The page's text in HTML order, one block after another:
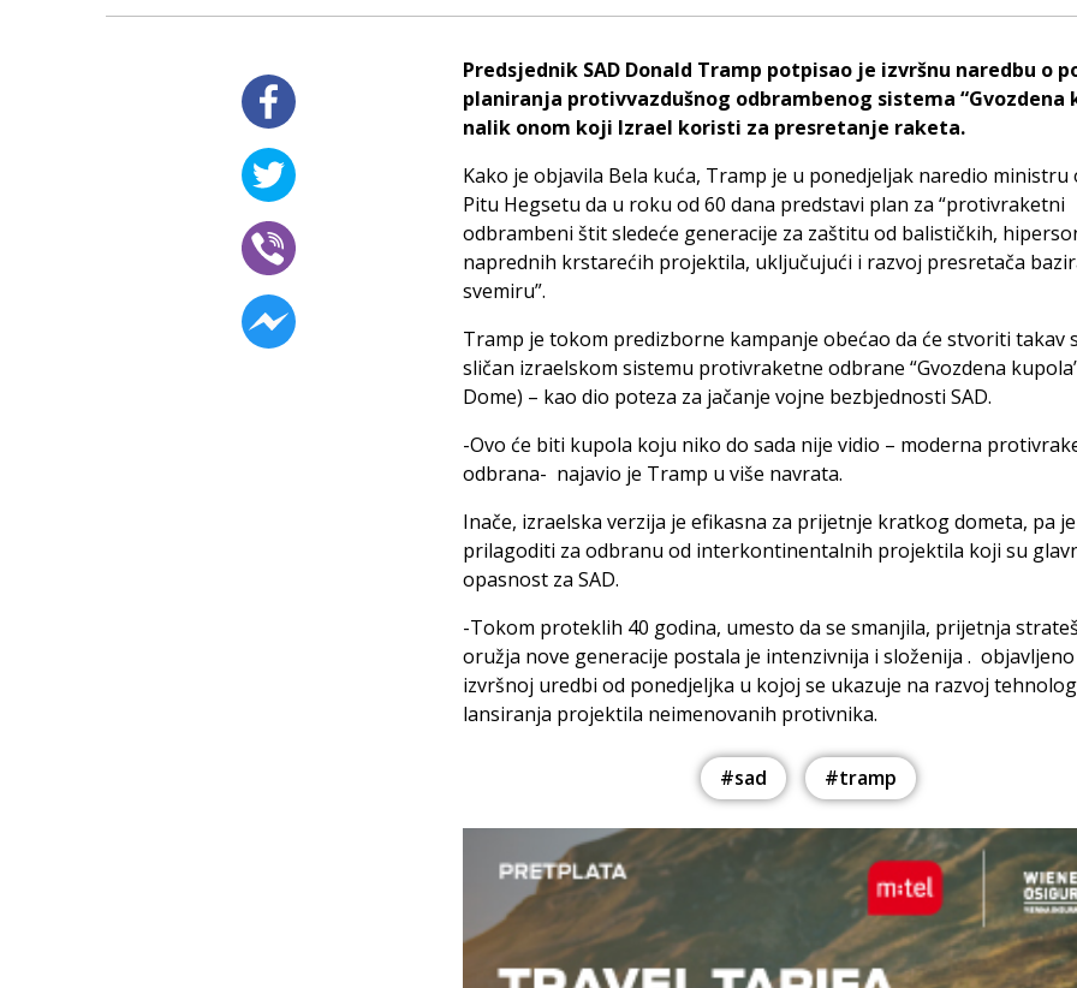
Predsjednik SAD Donald Tramp potpisao je izvršnu naredbu o
planiranja protivvazdušnog odbrambenog sistema “Gvozdena
nalik onom koji Izrael koristi za presretanje raketa.
Kako je objavila Bela kuća, Tramp je u ponedjeljak naredio ministru
Pitu Hegsetu da u roku od 60 dana predstavi plan za “protivraketni
odbrambeni štit sledeće generacije za zaštitu od balističkih,
naprednih krstarećih projektila, uključujući i razvoj presretača
svemiru”.
Tramp je tokom predizborne kampanje obećao da će stvoriti takav
sličan izraelskom sistemu protivraketne odbrane “Gvozdena
Dome) – kao dio poteza za jačanje vojne bezbjednosti SAD.
-Ovo će biti kupola koju niko do sada nije vidio – moderna
odbrana- najavio je Tramp u više navrata.
Inače, izraelska verzija je efikasna za prijetnje kratkog dometa, pa
prilagoditi za odbranu od interkontinentalnih projektila koji su
opasnost za SAD.
-Tokom proteklih 40 godina, umesto da se smanjila, prijetnja
oružja nove generacije postala je intenzivnija i složenija .
izvršnoj uredbi od ponedjeljka u kojoj se ukazuje na razvoj
lansiranja projektila neimenovanih protivnika.
#sad #tramp